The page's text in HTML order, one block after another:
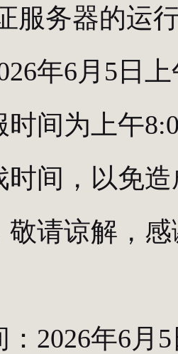
务器的运行
年6月5日
时间为上午
时间，以免
敬请谅解，
2026年6月